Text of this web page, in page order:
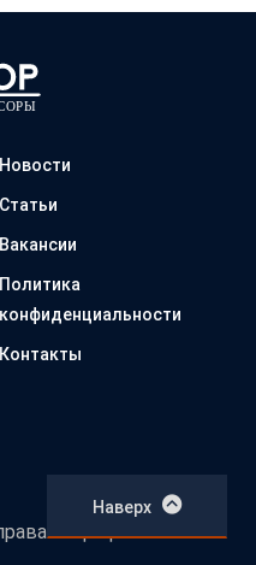
Новости
Статьи
Вакансии
Политика
конфиденциальности
Контакты
защищены
Наверх